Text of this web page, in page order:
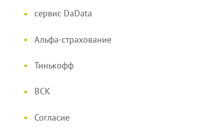
сервис DaData
Альфа-страхование
Тинькофф
ВСК
Согласие